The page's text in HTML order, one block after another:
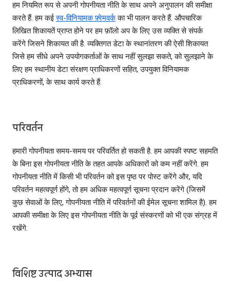
हम नियमित रूप से अपनी गोपनीयता नीति के साथ अपने अनुपालन की समीक्षा
करते हैं. हम कईस्‍व-विनियामक फ़्रेमवर्कका भी पालन करते हैं. औपचारिक
लिखित शिकायतें प्राप्त होने पर हम फ़ॉलो अप के लिए उस व्यक्ति से संपर्क
करेंगे जिसने शिकायत की है. व्‍यक्तिगत डेटा के स्‍थानांतरण की ऐसी शिकायत
जिसे हम सीधे अपने उपयोगकर्ताओं के साथ नहीं सुलझा सकते, को सुलझाने के
लिए हम स्‍थानीय डेटा संरक्षण प्राधिकरणों सहित, उपयुक्त विनियामक
प्राधिकरणों, के साथ कार्य करते हैं.
परिवर्तन
हमारी गोपनीयता समय-समय पर परिवर्तित हो सकती है. हम आपकी स्पष्ट सहमति
के बिना इस गोपनीयता नीति के तहत आपके अधिकारों को कम नहीं करेंगे. हम
गोपनीयता नीति में किसी भी परिवर्तन को इस पृष्ठ पर पोस्ट करेंगे और, यदि
परिवर्तन महत्वपूर्ण होंगे, तो हम अधिक महत्वपूर्ण सूचना प्रदान करेंगे (जिसमें
कुछ सेवाओं के लिए, गोपनीयता नीति में परिवर्तनों की ईमेल सूचना शामिल है). हम
आपकी समीक्षा के लिए इस गोपनीयता नीति के पूर्व संस्करणों को भी एक संग्रह में
रखेंगे.
विशिष्ट उत्‍पाद अभ्‍यास